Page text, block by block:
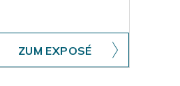
ZUM EXPOSÉ